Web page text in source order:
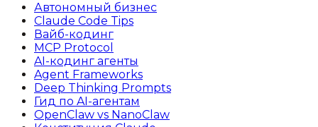
Автономный бизнес
Claude Code Tips
Вайб-кодинг
MCP Protocol
AI-кодинг агенты
Agent Frameworks
Deep Thinking Prompts
Гид по AI-агентам
OpenClaw vs NanoClaw